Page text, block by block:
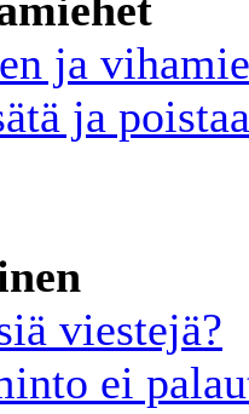
ja
ja
viestejä?
ei